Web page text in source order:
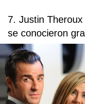
7. Justin
se conocieron